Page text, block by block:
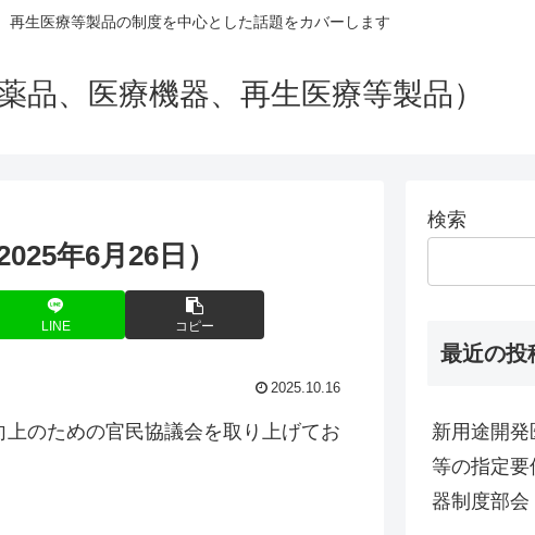
再生医療等製品の制度を中心とした話題をカバーします
品、医療機器、再生医療等製品）
年6月26日）
LINE コピー
2025.10.16
のための官民協議会を取り上げてお
検索
最近の投
新用途開
等の指定
器制度部会